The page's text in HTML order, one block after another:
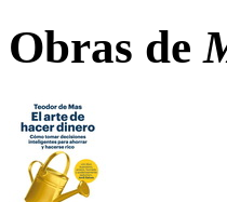
Obras de